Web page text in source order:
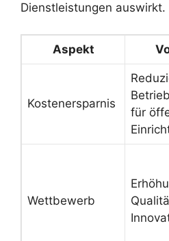
Dienstleistungen auswirkt.
Aspekt
Kostenersparnis
für
Wettbewerb